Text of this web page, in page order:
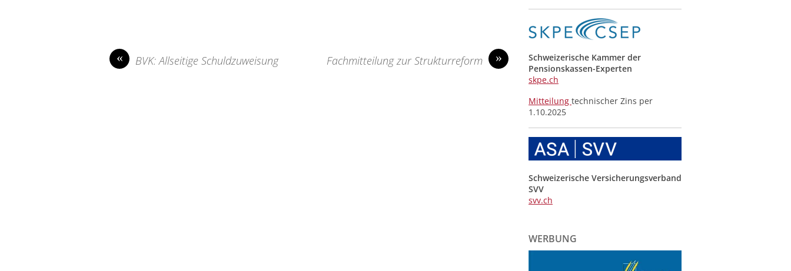
« BVK: Allseitige Schuldzuweisung »
Fachmitteilung zur Strukturreform
Schweizerische Kammer der
Pensionskassen-Experten
skpe.ch
Mitteilung technischer Zins per
1.10.2025
Schweizerische Versicherungsverband
SVV
svv.ch
WERBUNG